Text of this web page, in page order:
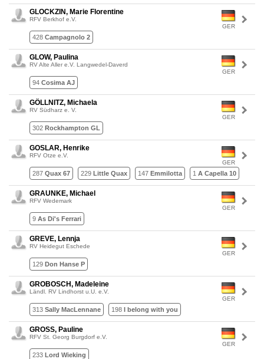
GER
GLOCKZIN, Marie Florentine
RFV Berkhof e.V.
428 Campagnolo 2
GER
GLOW, Paulina
RV Alte Aller e.V. Langwedel-Daverd
94 Cosima AJ
GER
GÖLLNITZ, Michaela
RV Südharz e. V.
302 Rockhampton GL
GER
GOSLAR, Henrike
RFV Otze e.V.
287 Quax 67 229 Little Quax 147 Emmilotta 1 A Capella 10
GER
GRAUNKE, Michael
RFV Wedemark
9 As Di's Ferrari
GER
GREVE, Lennja
RV Heidegut Eschede
129 Don Hanse P
GER
GROBOSCH, Madeleine
Ländl. RV Lindhorst u.U. e.V.
313 Sally MacLennane 198 I belong with you
GER
GROSS, Pauline
RFV St. Georg Burgdorf e.V.
233 Lord Wieking